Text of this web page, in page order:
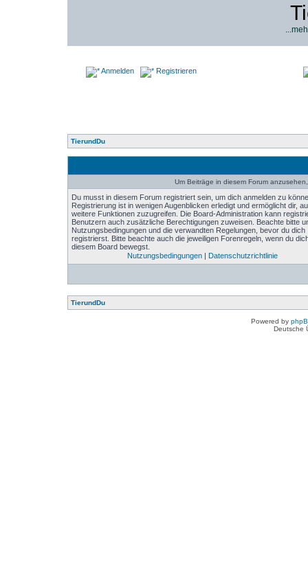
Anmelden Registrieren
TierundDu
Um Beiträge in diesem Forum
Du musst in diesem Forum registriert sein, um dich anmelden zu
Registrierung ist in wenigen Augenblicken erledigt und ermöglicht dir,
weitere Funktionen zuzugreifen. Die Board-Administration kann
Benutzern auch zusätzliche Berechtigungen zuweisen. Beachte bitte
Nutzungsbedingungen und die verwandten Regelungen, bevor du dich
registrierst. Bitte beachte auch die jeweiligen Forenregeln, wenn du
diesem Board bewegst.
Nutzungsbedingungen| Datenschutzrichtlinie
TierundDu
Powered by
Deutsche